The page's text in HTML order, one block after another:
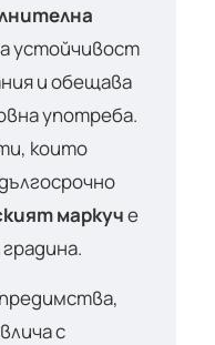
устойчивост
и обещава
употреба.
които
маркуче
с